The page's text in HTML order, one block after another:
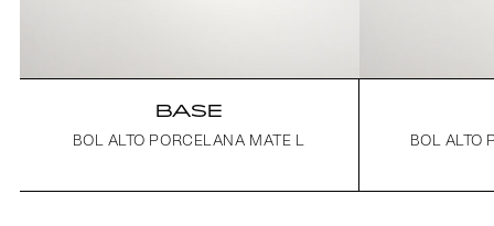
BASE
BOL ALTO PORCELANA MATE L BOL ALTO